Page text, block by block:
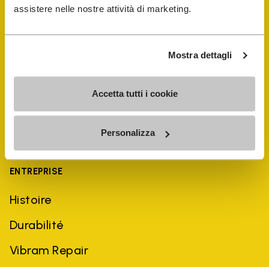
assistere nelle nostre attività di marketing.
Mostra dettagli
Accetta tutti i cookie
Personalizza
Trouver un cordonnier
ENTREPRISE
Histoire
Durabilité
Vibram Repair